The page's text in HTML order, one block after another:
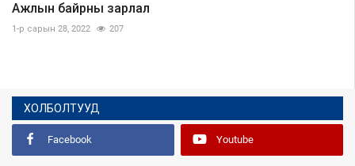
Ажлын байрны зарлал
1-р сарын 28, 2022 207
ХОЛБОЛТУУД
Facebook Youtube